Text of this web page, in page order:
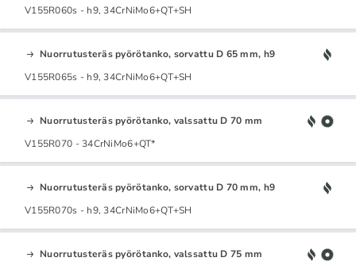
V155R060s - h9, 34CrNiMo6+QT+SH
Nuorrutusteräs pyörötanko, sorvattu D 65 mm, h9
V155R065s - h9, 34CrNiMo6+QT+SH
Nuorrutusteräs pyörötanko, valssattu D 70 mm
V155R070 - 34CrNiMo6+QT*
Nuorrutusteräs pyörötanko, sorvattu D 70 mm, h9
V155R070s - h9, 34CrNiMo6+QT+SH
Nuorrutusteräs pyörötanko, valssattu D 75 mm